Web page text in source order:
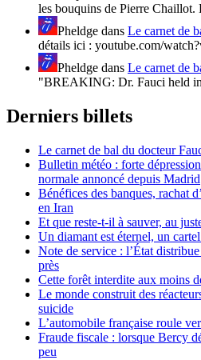
les bouquins de Pierre Chaillot.
Pheldge dans Le carnet de
détails ici : youtube.com/
Pheldge dans Le carnet de
"BREAKING: Dr. Fauci held
Derniers billets
Le carnet de bal du docteur
Bulletin météo : forte
normale annoncé depuis Madrid
Bénéfices des banques, rachat
en Iran
Et que reste-t-il à sauver, au
Un diamant est éternel, un
Note de service : l’État
près
Cette forêt interdite aux moins
Le monde construit des
suicide
L’automobile française roule
Fraude fiscale : lorsque Bercy
peu